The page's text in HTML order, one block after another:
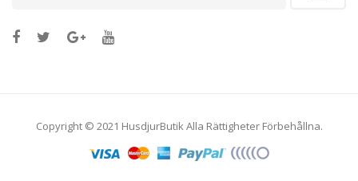
Copyright © 2021 HusdjurButikAlla Rättigheter Förbehållna.